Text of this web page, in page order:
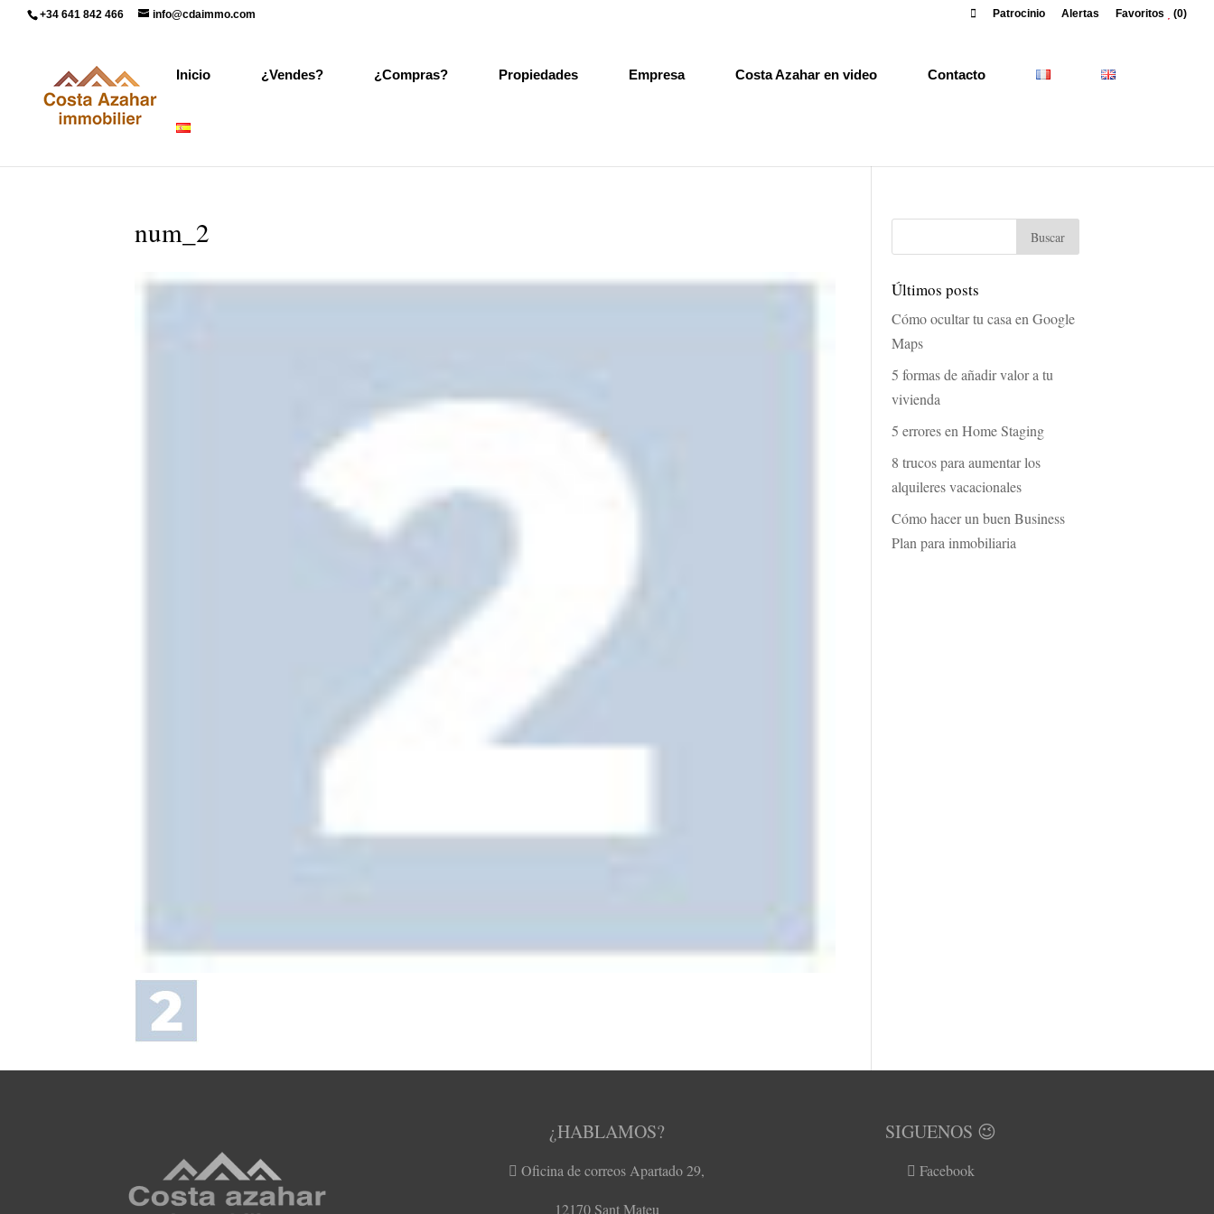
+34 641 842 466 info@cdaimmo.com Patrocinio Alertas Favoritos (0)
Inicio ¿Vendes? ¿Compras? Propiedades Empresa Costa Azahar en video Contacto
num_2
Últimos posts
Cómo ocultar tu casa en Google
Maps
5 formas de añadir valor a tu
vivienda
5 errores en Home Staging
8 trucos para aumentar los
alquileres vacacionales
Cómo hacer un buen Business
Plan para inmobiliaria
¿HABLAMOS?
Oficina de correos Apartado 29,
12170 Sant Mateu
SIGUENOS 😉
Facebook